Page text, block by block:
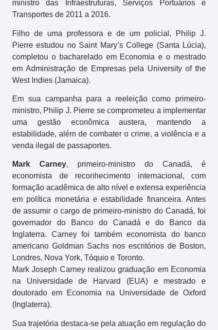
ministro das Infraestruturas, Serviços Portuários e
Transportes de 2011 a 2016.
Filho de uma professora e de um policial, Philip J.
Pierre estudou no Saint Mary’s College (Santa Lúcia),
completou o bacharelado em Economia e o mestrado
em Administração de Empresas pela University of the
West Indies (Jamaica).
Em sua campanha para a reeleição como primeiro-
ministro, Philip J. Pierre se comprometeu a implementar
uma gestão econômica austera, mantendo a
estabilidade, além de combater o crime, a violência e a
venda ilegal de passaportes.
Mark Carney, primeiro-ministro do Canadá, é
economista de reconhecimento internacional, com
formação acadêmica de alto nível e extensa experiência
em política monetária e estabilidade financeira. Antes
de assumir o cargo de primeiro-ministro do Canadá, foi
governador do Banco do Canadá e do Banco da
Inglaterra. Carney foi também economista do banco
americano Goldman Sachs nos escritórios de Boston,
Londres, Nova York, Tóquio e Toronto.
Mark Joseph Carney realizou graduação em Economia
na Universidade de Harvard (EUA) e mestrado e
doutorado em Economia na Universidade de Oxford
(Inglaterra).
Sua trajetória destaca-se pela atuação em regulação do